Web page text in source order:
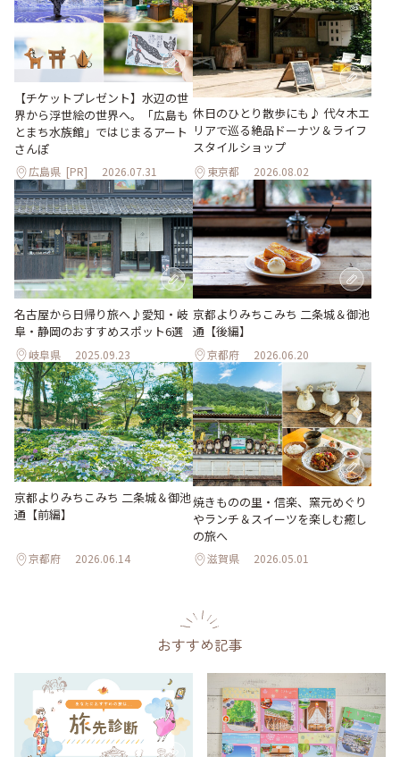
【チケットプレゼント】水辺の世
界から浮世絵の世界へ。「広島も
とまち水族館」ではじまるアート
さんぽ
広島県 [PR] 2026.07.31
休日のひとり散歩にも♪ 代々木エ
リアで巡る絶品ドーナツ＆ライフ
スタイルショップ
東京都 2026.08.02
名古屋から日帰り旅へ♪愛知・岐
阜・静岡のおすすめスポット6選
岐阜県 2025.09.23
京都よりみちこみち 二条城＆御池
通【後編】
京都府 2026.06.20
京都よりみちこみち 二条城＆御池
通【前編】
京都府 2026.06.14
焼きものの里・信楽、窯元めぐり
やランチ＆スイーツを楽しむ癒し
の旅へ
滋賀県 2026.05.01
おすすめ記事